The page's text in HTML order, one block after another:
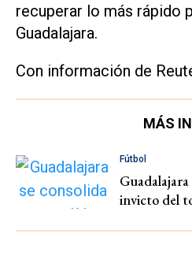
recuperar lo más rápido
Guadalajara.
Con información de
MÁS
Fútbol
invicto del